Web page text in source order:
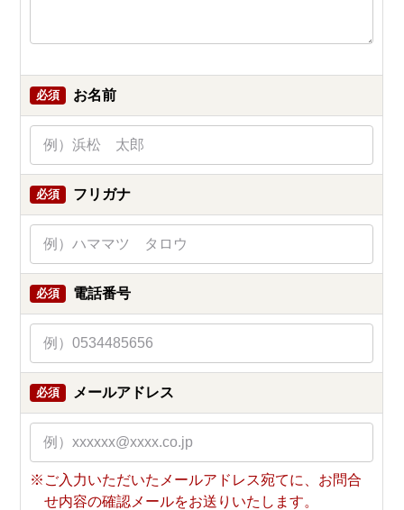
必須 お名前
必須 フリガナ
必須 電話番号
必須 メールアドレス
※ご入力いただいたメールアドレス宛てに、お問合
せ内容の確認メールをお送りいたします。